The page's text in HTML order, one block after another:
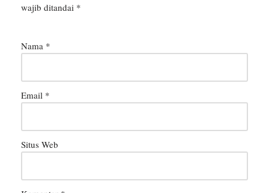
wajib ditandai *
Nama *
Email *
Situs Web